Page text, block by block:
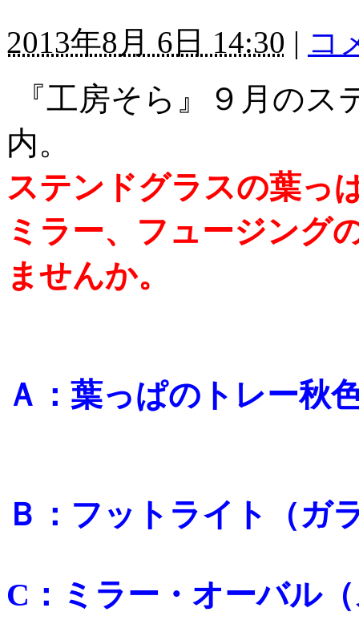
2013年8月 6日 14:30 | コ
『工房そら』９月の
内。
ステンドグラスの葉っ
ミラー、フュージング
ませんか。
Ａ：葉っぱのトレー秋
Ｂ：フットライト （ガ
C：ミラー・オーバル